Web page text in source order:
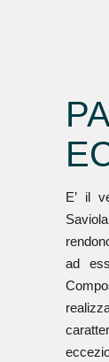
E’ il
ad